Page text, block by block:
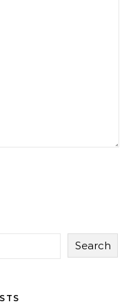
Search